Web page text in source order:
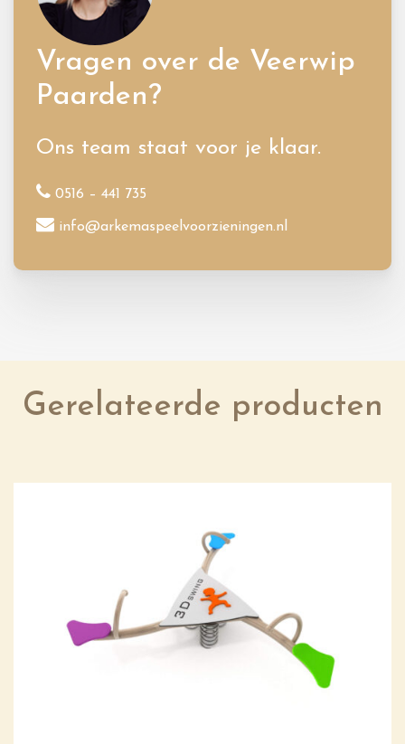
Vragen over de Veerwip
Paarden?
Ons team staat voor je klaar.
0516 – 441 735
info@arkemaspeelvoorzieningen.nl
Gerelateerde producten